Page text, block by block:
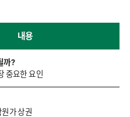
내용
까?
중요한 요인
가 상권